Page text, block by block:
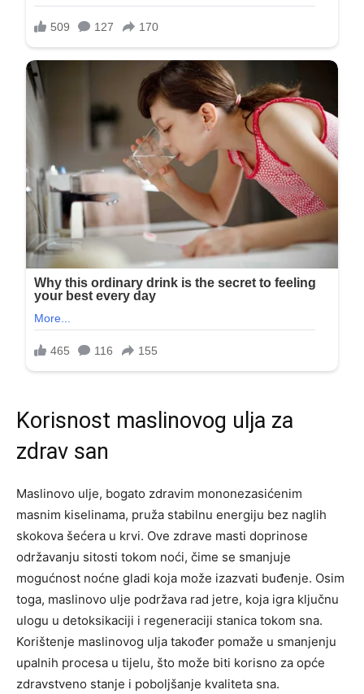
Korisnost maslinovog ulja za
zdrav san
Maslinovo ulje, bogato zdravim mononezasićenim
masnim kiselinama, pruža stabilnu energiju bez naglih
skokova šećera u krvi. Ove zdrave masti doprinose
održavanju sitosti tokom noći, čime se smanjuje
mogućnost noćne gladi koja može izazvati buđenje. Osim
toga, maslinovo ulje podržava rad jetre, koja igra ključnu
ulogu u detoksikaciji i regeneraciji stanica tokom sna.
Korištenje maslinovog ulja također pomaže u smanjenju
upalnih procesa u tijelu, što može biti korisno za opće
zdravstveno stanje i poboljšanje kvaliteta sna.